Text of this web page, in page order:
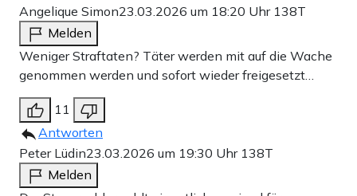
Angelique Simon23.03.2026 um 18:20 Uhr 138T
Melden
Weniger Straftaten? Täter werden mit auf die Wache
genommen werden und sofort wieder freigesetzt…
11
Antworten
Peter Lüdin23.03.2026 um 19:30 Uhr 138T
Melden